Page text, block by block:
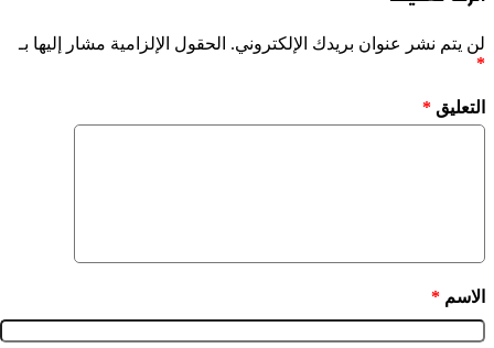
لن يتم نشر عنوان بريدك الإلكتروني. الحقول الإلزامية مشار إليها بـ
*
التعليق *
الاسم *